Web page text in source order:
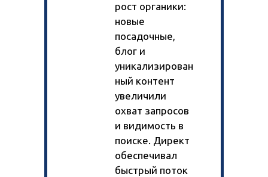
рост органики:
новые
посадочные,
блог и
уникализирован
ный контент
увеличили
охват запросов
и видимость в
поиске. Директ
обеспечивал
быстрый поток